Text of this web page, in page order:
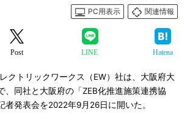
PC用表示
関連情報
Post LINE Hatena
クトリックワークス（EW）社は、大阪府大
、同社と大阪府の「ZEB化推進施策連携協
者発表会を2022年9月26日に開いた。